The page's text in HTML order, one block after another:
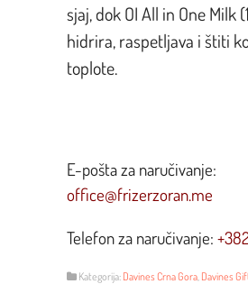
sjaj, dok OI All in One Milk
hidrira, raspetljava i štiti
toplote.
E-pošta za naručivanje:
office@frizerzoran.me
Telefon za naručivanje:
Kategorija: Davines Crna Gora, Davines